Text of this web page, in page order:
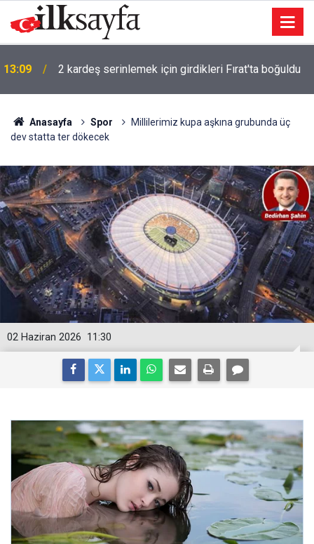
13:09 2 kardeş serinlemek için girdikleri Fırat'ta boğuldu
Anasayfa Spor
Millilerimiz kupa aşkına grubunda üç
dev statta ter dökecek
11:30
02 Haziran 2026